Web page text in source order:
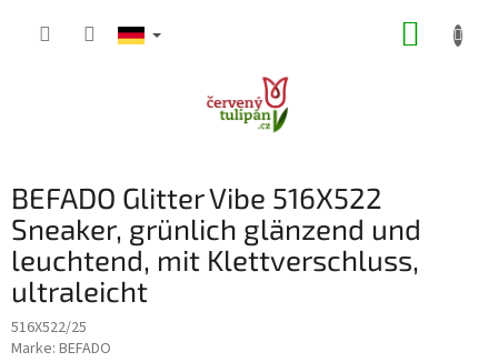
BEFADO Glitter Vibe 516X522
Sneaker, grünlich glänzend und
leuchtend, mit Klettverschluss,
ultraleicht
516X522/25
Marke: BEFADO